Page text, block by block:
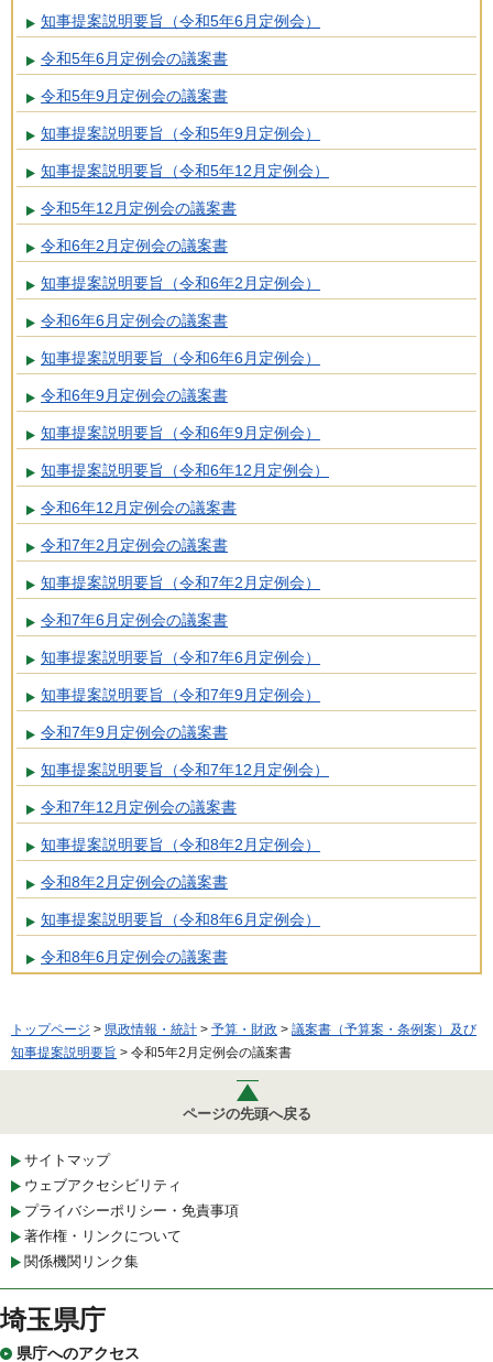
知事提案説明要旨（令和5年6月定例会）
令和5年6月定例会の議案書
令和5年9月定例会の議案書
知事提案説明要旨（令和5年9月定例会）
知事提案説明要旨（令和5年12月定例会）
令和5年12月定例会の議案書
令和6年2月定例会の議案書
知事提案説明要旨（令和6年2月定例会）
令和6年6月定例会の議案書
知事提案説明要旨（令和6年6月定例会）
令和6年9月定例会の議案書
知事提案説明要旨（令和6年9月定例会）
知事提案説明要旨（令和6年12月定例会）
令和6年12月定例会の議案書
令和7年2月定例会の議案書
知事提案説明要旨（令和7年2月定例会）
令和7年6月定例会の議案書
知事提案説明要旨（令和7年6月定例会）
知事提案説明要旨（令和7年9月定例会）
令和7年9月定例会の議案書
知事提案説明要旨（令和7年12月定例会）
令和7年12月定例会の議案書
知事提案説明要旨（令和8年2月定例会）
令和8年2月定例会の議案書
知事提案説明要旨（令和8年6月定例会）
令和8年6月定例会の議案書
トップページ > 県政情報・統計 > 予算・財政 > 議案書（予算案・条例案）及び
知事提案説明要旨 > 令和5年2月定例会の議案書
ページの先頭へ戻る
サイトマップ
ウェブアクセシビリティ
プライバシーポリシー・免責事項
著作権・リンクについて
関係機関リンク集
埼玉県庁
県庁へのアクセス